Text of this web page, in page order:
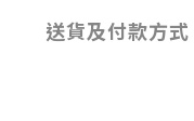
送貨及付款方式